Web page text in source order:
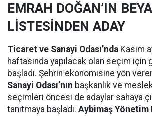
EMRAH DOĞAN’IN
LİSTESİNDEN ADAY
Ticaret ve Sanayi Odası’nda Kasım
haftasında yapılacak olan seçim için
başladı. Şehrin ekonomisine yön
Sanayi Odası’nın başkanlık ve
seçimleri öncesi de adaylar sahaya
tanıtmaya başladı. Aybimaş Yönetim